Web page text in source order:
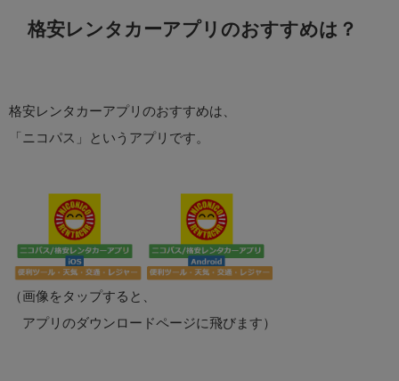
格安レンタカーアプリのおすすめは？
格安レンタカーアプリのおすすめは、
「ニコパス」というアプリです。
（画像をタップすると、
アプリのダウンロードページに飛びます）